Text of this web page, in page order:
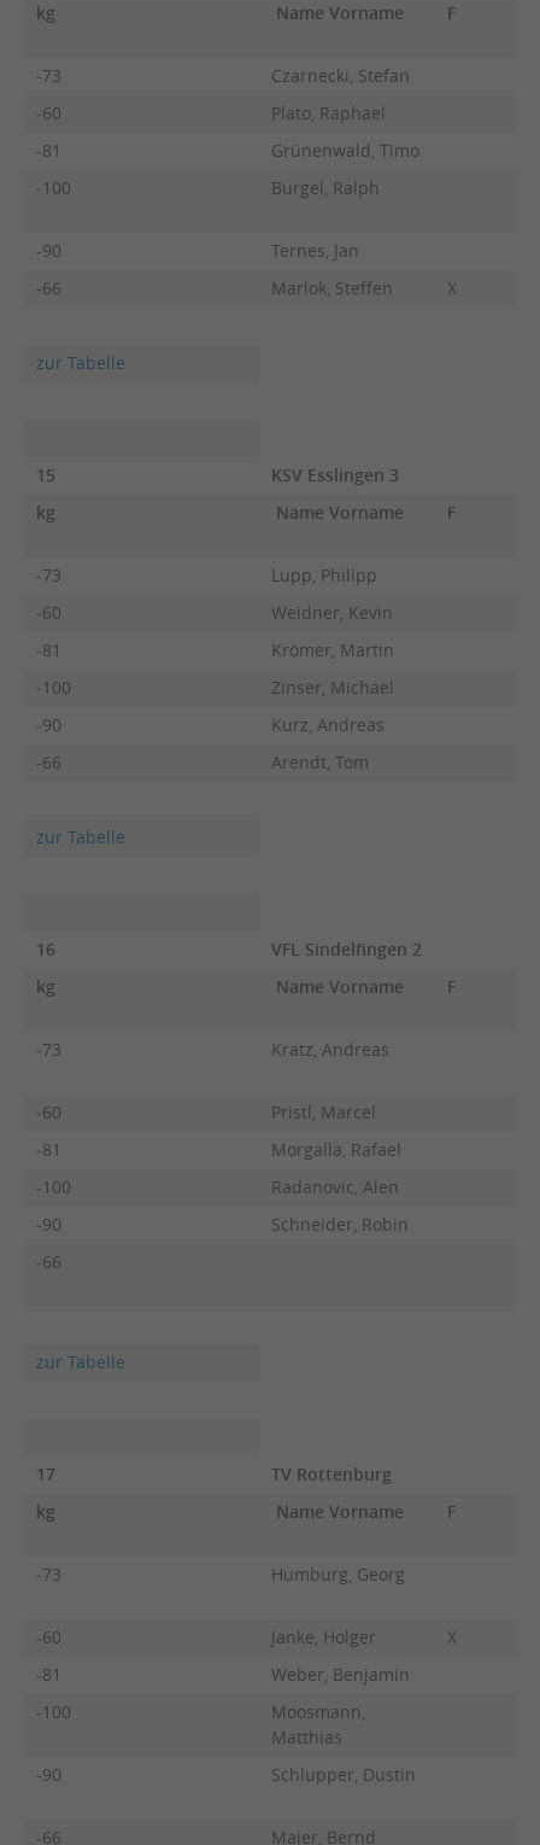
kg
Name Vorname F
-73
Czarnecki, Stefan
-60
Plato, Raphael
-81
Grünenwald, Timo
-100
Burgel, Ralph
-90
Ternes, Jan
-66
Marlok, Steffen X
zur Tabelle
15
KSV Esslingen 3
kg
Name Vorname F
-73
Lupp, Philipp
-60
Weidner, Kevin
-81
Krömer, Martin
-100
Zinser, Michael
-90
Kurz, Andreas
-66
Arendt, Tom
zur Tabelle
16
VFL Sindelfingen 2
kg
Name Vorname F
-73 Kratz, Andreas
-60
Pristl, Marcel
-81
Morgalla, Rafael
-100
Radanovic, Alen
-90
Schneider, Robin
-66
zur Tabelle
17
TV Rottenburg
kg
Name Vorname F
-73 Humburg, Georg
-60 Janke, Holger
X
-81
Weber, Benjamin
-100
Moosmann,
Matthias
-90
Schlupper, Dustin
-66 Majer, Bernd